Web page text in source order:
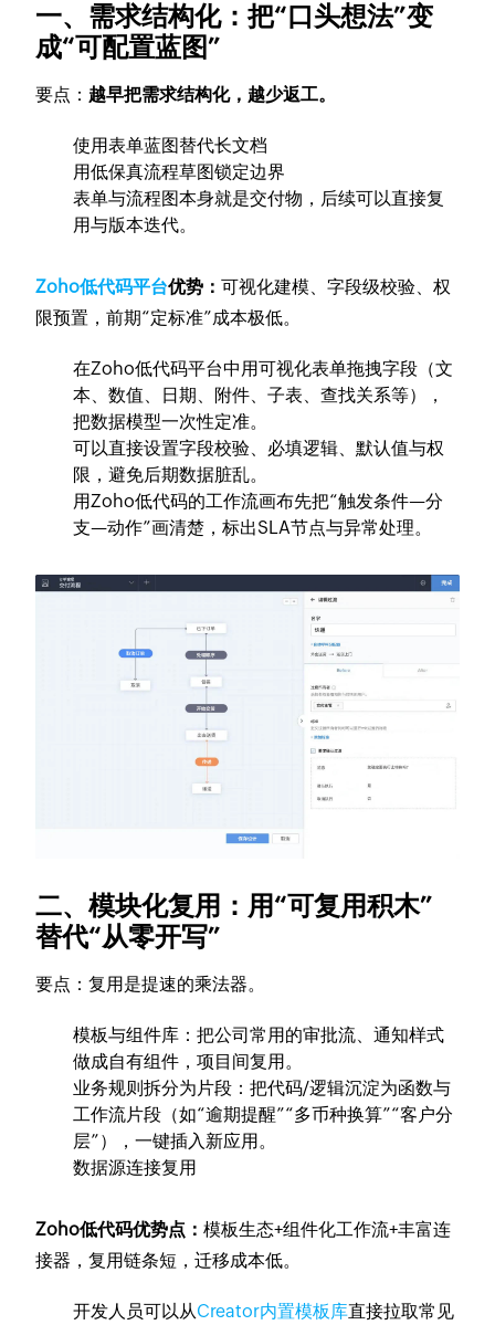
一、需求结构化：把“口头想法”变
成“可配置蓝图”
要点： 越早把需求结构化，越少返工。
使用表单蓝图替代长文档
用低保真流程草图锁定边界
表单与流程图本身就是交付物，后续可以直接复
用与版本迭代。
Zoho低代码平台优势：可视化建模、字段级校验、权
限预置，前期“定标准”成本极低。
在Zoho低代码平台中用可视化表单拖拽字段（文
本、数值、日期、附件、子表、查找关系等），
把数据模型一次性定准。
可以直接设置字段校验、必填逻辑、默认值与权
限，避免后期数据脏乱。
用Zoho低代码的工作流画布先把“触发条件—分
支—动作”画清楚，标出SLA节点与异常处理。
二、模块化复用：用“可复用积木”
替代“从零开写”
要点：复用是提速的乘法器。
模板与组件库：把公司常用的审批流、通知样式
做成自有组件，项目间复用。
业务规则拆分为片段：把代码/逻辑沉淀为函数与
工作流片段（如“逾期提醒”“多币种换算”“客户分
层”），一键插入新应用。
数据源连接复用
Zoho低代码优势点：模板生态+组件化工作流+丰富连
接器，复用链条短，迁移成本低。
开发人员可以从Creator内置模板库直接拉取常见